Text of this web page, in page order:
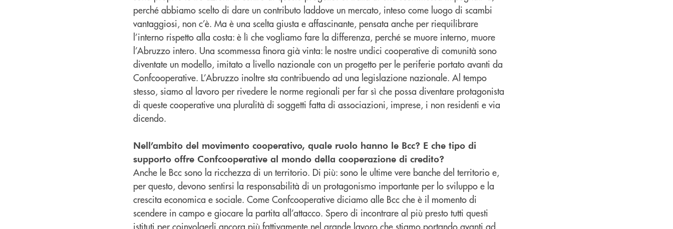
perché abbiamo scelto di dare un contributo laddove un mercato, inteso come luogo di scambi
vantaggiosi, non c’è. Ma è una scelta giusta e affascinante, pensata anche per riequilibrare
l’interno rispetto alla costa: è lì che vogliamo fare la differenza, perché se muore interno, muore
l’Abruzzo intero. Una scommessa finora già vinta: le nostre undici cooperative di comunità sono
diventate un modello, imitato a livello nazionale con un progetto per le periferie portato avanti da
Confcooperative. L’Abruzzo inoltre sta contribuendo ad una legislazione nazionale. Al tempo
stesso, siamo al lavoro per rivedere le norme regionali per far sì che possa diventare protagonista
di queste cooperative una pluralità di soggetti fatta di associazioni, imprese, i non residenti e via
dicendo.
Nell’ambito del movimento cooperativo, quale ruolo hanno le Bcc? E che tipo di
supporto offre Confcooperative al mondo della cooperazione di credito?
Anche le Bcc sono la ricchezza di un territorio. Di più: sono le ultime vere banche del territorio e,
per questo, devono sentirsi la responsabilità di un protagonismo importante per lo sviluppo e la
crescita economica e sociale. Come Confcooperative diciamo alle Bcc che è il momento di
scendere in campo e giocare la partita all’attacco. Spero di incontrare al più presto tutti questi
istituti per coinvolgerli ancora più fattivamente nel grande lavoro che stiamo portando avanti ad